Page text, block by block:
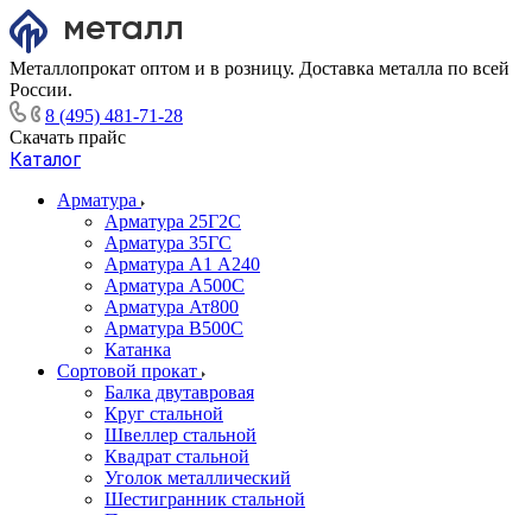
Металлопрокат оптом и в розницу. Доставка металла по всей
России.
8 (495) 481-71-28
Скачать прайс
Каталог
Арматура
Арматура 25Г2С
Арматура 35ГС
Арматура А1 А240
Арматура А500С
Арматура Ат800
Арматура В500С
Катанка
Сортовой прокат
Балка двутавровая
Круг стальной
Швеллер стальной
Квадрат стальной
Уголок металлический
Шестигранник стальной